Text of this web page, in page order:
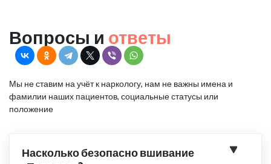
Вопросы и ответы
Мы не ставим на учёт к наркологу, нам не важны имена и
фамилии наших пациентов, социальные статусы или
положение
Насколько безопасно вшивание